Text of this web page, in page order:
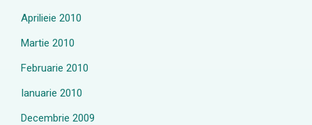
Aprilieie 2010
Martie 2010
Februarie 2010
Ianuarie 2010
Decembrie 2009